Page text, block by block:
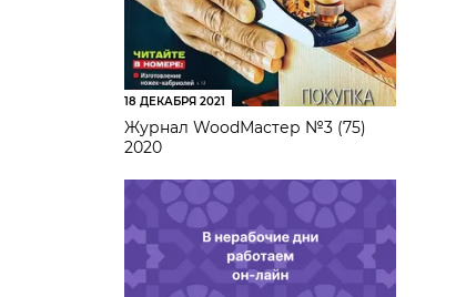
18 ДЕКАБРЯ 2021
Журнал WoodМастер №3 (75)
2020